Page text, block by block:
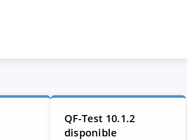
QF-Test 10.1.2
disponible